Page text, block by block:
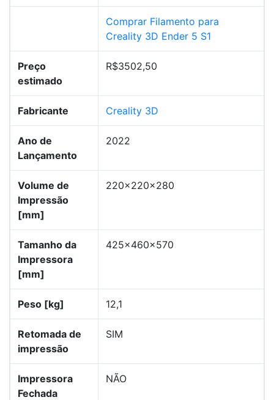
Comprar Filamento para
Creality 3D Ender 5 S1
Preço
estimado
R$3502,50
Fabricante Creality 3D
Ano de
Lançamento
2022
Volume de
Impressão
[mm]
220x220x280
Tamanho da
Impressora
[mm]
425x460x570
Peso [kg] 12,1
Retomada de
impressão
SIM
Impressora
Fechada
NÃO